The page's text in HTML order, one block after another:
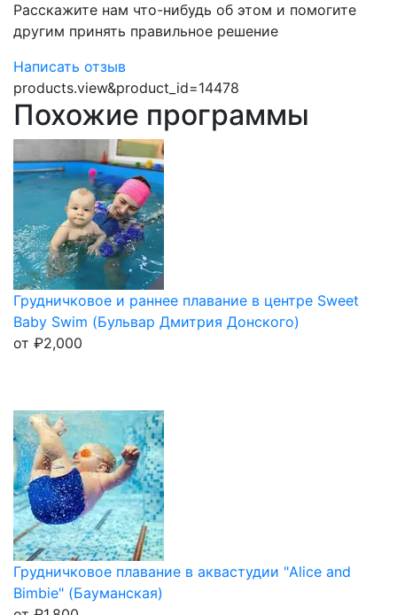
Расскажите нам что-нибудь об этом и помогите
другим принять правильное решение
Написать отзыв
products.view&product_id=14478
Похожие программы
Грудничковое и раннее плавание в центре Sweet
Baby Swim (Бульвар Дмитрия Донского)
от ₽2,000
Грудничковое плавание в аквастудии "Alice and
Bimbie" (Бауманская)